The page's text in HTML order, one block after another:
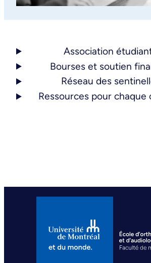
Association
Bourses et soutien
Réseau des
Ressources pour chaque